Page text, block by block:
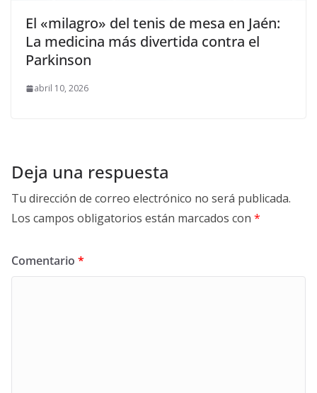
El «milagro» del tenis de mesa en Jaén:
La medicina más divertida contra el
Parkinson
abril 10, 2026
Deja una respuesta
Tu dirección de correo electrónico no será publicada.
Los campos obligatorios están marcados con *
Comentario *